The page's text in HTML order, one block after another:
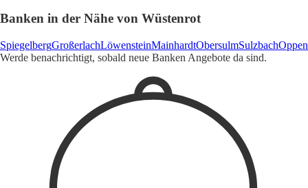
Banken in der Nähe von Wüstenrot
SpiegelbergGroßerlachLöwensteinMainhardtObersulmSulzbach
Werde benachrichtigt, sobald neue Banken Angebote da sind.